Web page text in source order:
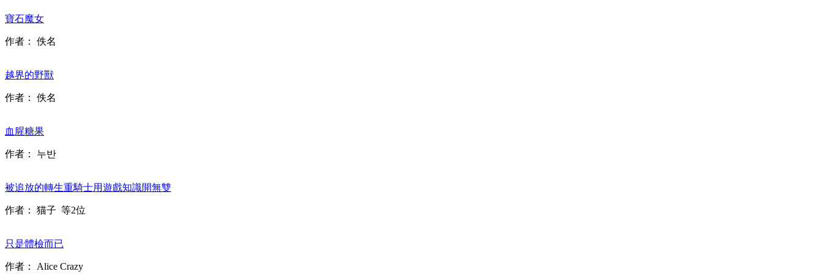
寶石魔女
作者： 佚名
越界的野獸
作者： 佚名
血腥糖果
作者： 누반
被追放的轉生重騎士用遊戲知識開無雙
作者： 猫子 等2位
只是體檢而已
作者： Alice Crazy